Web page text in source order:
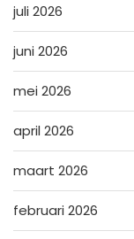
juli 2026
juni 2026
mei 2026
april 2026
maart 2026
februari 2026